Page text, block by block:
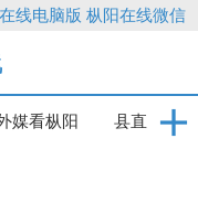
线电脑版 枞阳在线微信
媒看枞阳 县直